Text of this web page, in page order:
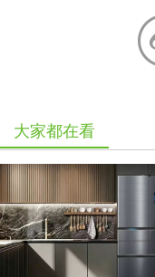
大家都在看